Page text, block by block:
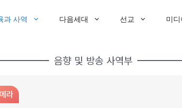
과 사역 다음세대 선교 미디
음향 및 방송 사역부
라